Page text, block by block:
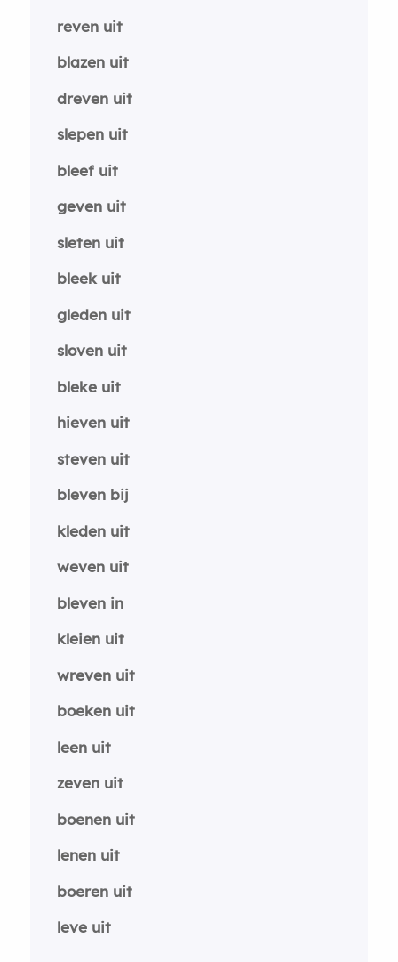
reven uit
blazen uit
dreven uit
slepen uit
bleef uit
geven uit
sleten uit
bleek uit
gleden uit
sloven uit
bleke uit
hieven uit
steven uit
bleven bij
kleden uit
weven uit
bleven in
kleien uit
wreven uit
boeken uit
leen uit
zeven uit
boenen uit
lenen uit
boeren uit
leve uit